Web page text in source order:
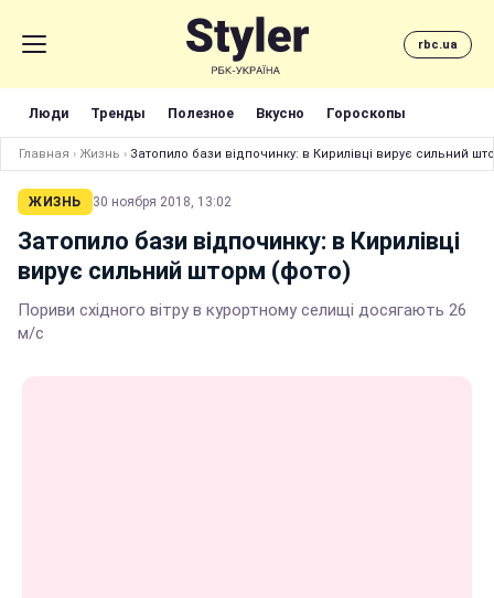
rbc.ua
Люди Тренды Полезное Вкусно Гороскопы
Главная › Жизнь › Затопило бази відпочинку: в Кирилівці вирує сильний
ЖИЗНЬ 30 ноября 2018, 13:02
Затопило бази відпочинку: в Кирилівці
вирує сильний шторм (фото)
Пориви східного вітру в курортному селищі досягають 26
м/с